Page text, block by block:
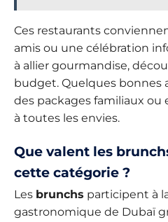
Ces restaurants
amis ou une célébration
à allier gourmandise,
budget. Quelques bonnes
des packages familiaux
à toutes les envies.
Que valent les
cette catégorie ?
Les brunchs participent à
gastronomique de Dubaï